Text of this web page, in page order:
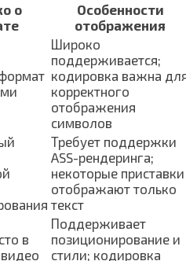
о
Особенности
отображения
Широко
поддерживается;
кодировка важна
корректного
отображения
символов
Требует поддержки
ASS-рендеринга;
некоторые приставки
отображают только
текст
в
Поддерживает
позиционирование и
стили; кодировка